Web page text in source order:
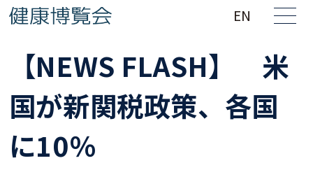
EN
【NEWS FLASH】 米
国が新関税政策、各国
に10％